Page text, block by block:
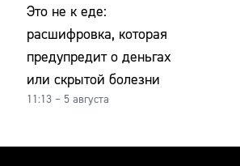
Это не к еде:
расшифровка, которая
предупредит о деньгах
или скрытой болезни
11:13 – 5 августа